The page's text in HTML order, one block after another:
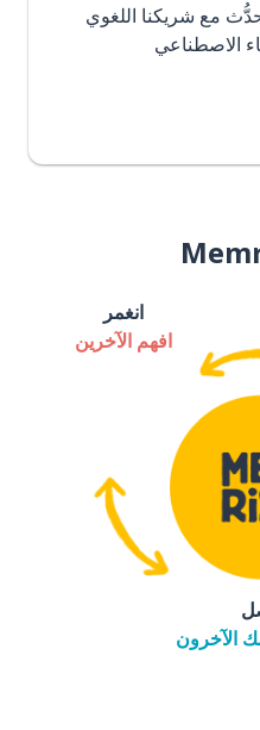
مع شريكنا اللغوي
الاصطناعي
انغمر
افهم الآخرين
الآخرون